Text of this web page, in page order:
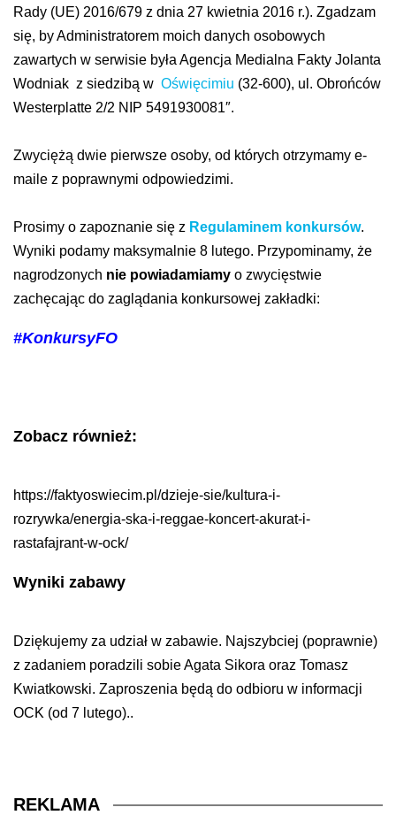
Rady (UE) 2016/679 z dnia 27 kwietnia 2016 r.). Zgadzam
się, by Administratorem moich danych osobowych
zawartych w serwisie była Agencja Medialna Fakty Jolanta
Wodniak z siedzibą w Oświęcimiu (32-600), ul. Obrońców
Westerplatte 2/2 NIP 5491930081″.
Zwyciężą dwie pierwsze osoby, od których otrzymamy e-
maile z poprawnymi odpowiedzimi.
Prosimy o zapoznanie się z Regulaminem konkursów.
Wyniki podamy maksymalnie 8 lutego. Przypominamy, że
nagrodzonych nie powiadamiamy o zwycięstwie
zachęcając do zaglądania konkursowej zakładki:
#KonkursyFO
Zobacz również:
https://faktyoswiecim.pl/dzieje-sie/kultura-i-
rozrywka/energia-ska-i-reggae-koncert-akurat-i-
rastafajrant-w-ock/
Wyniki zabawy
Dziękujemy za udział w zabawie. Najszybciej (poprawnie)
z zadaniem poradzili sobie Agata Sikora oraz Tomasz
Kwiatkowski. Zaproszenia będą do odbioru w informacji
OCK (od 7 lutego)..
REKLAMA